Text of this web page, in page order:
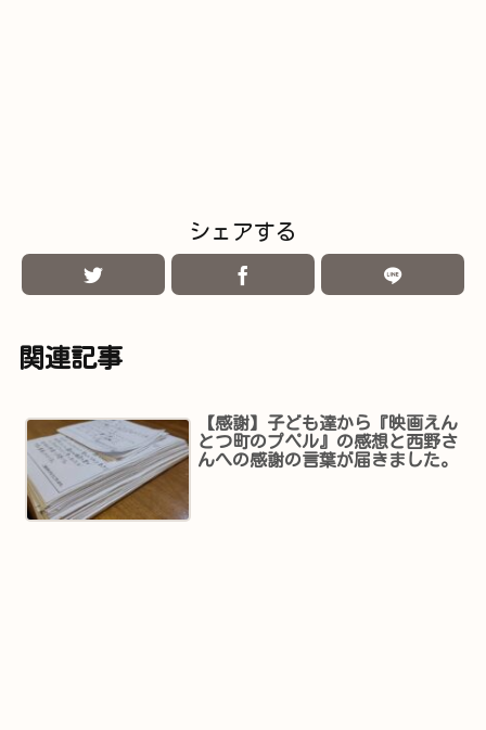
シェアする
関連記事
【感謝】子ども達から『映画えん
とつ町のプペル』の感想と西野さ
んへの感謝の言葉が届きました。